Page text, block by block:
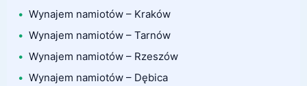
Wynajem namiotów – Kraków
Wynajem namiotów – Tarnów
Wynajem namiotów – Rzeszów
Wynajem namiotów – Dębica